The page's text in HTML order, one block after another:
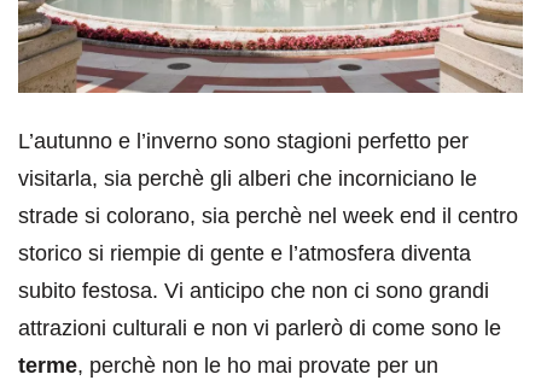
L’autunno e l’inverno sono stagioni perfetto per
visitarla, sia perchè gli alberi che incorniciano le
strade si colorano, sia perchè nel week end il centro
storico si riempie di gente e l’atmosfera diventa
subito festosa. Vi anticipo che non ci sono grandi
attrazioni culturali e non vi parlerò di come sono le
terme, perchè non le ho mai provate per un